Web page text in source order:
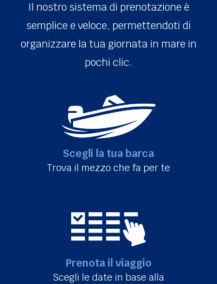
Il nostro sistema di prenotazione è
semplice e veloce, permettendoti di
organizzare la tua giornata in mare in
pochi clic.
Scegli la tua barca
Trova il mezzo che fa per te
Prenota il viaggio
Scegli le date in base alla